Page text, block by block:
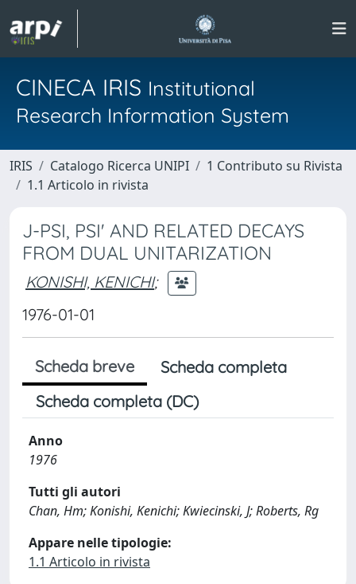
CINECA IRIS Institutional
Research Information System
IRIS Catalogo Ricerca UNIPI
1 Contributo su Rivista
1.1 Articolo in rivista
J-PSI, PSI' AND RELATED DECAYS
FROM DUAL UNITARIZATION
KONISHI, KENICHI;
1976-01-01
Scheda breve
Scheda completa
Scheda completa (DC)
Anno
1976
Tutti gli autori
Chan, Hm; Konishi, Kenichi; Kwiecinski, J; Roberts, Rg
Appare nelle tipologie:
1.1 Articolo in rivista